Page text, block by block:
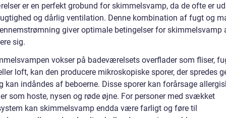
er en perfekt grobund for skimmelsvamp, da de ofte er
og dårlig ventilation. Denne kombination af fugt og
giver optimale betingelser for skimmelsvamp
sig.
vokser på badeværelsets overflader som fliser,
loft, kan den producere mikroskopiske sporer, der spredes
kan indåndes af beboerne. Disse sporer kan forårsage
som hoste, nysen og røde øjne. For personer med svækket
kan skimmelsvamp endda være farligt og føre til